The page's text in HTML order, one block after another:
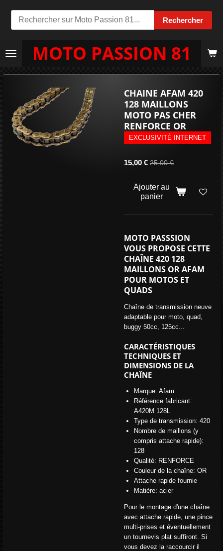
Rechercher
Passer
au
principal
MOTO PASSION 81
CHAINE AFAM 420
128 MAILLONS
MOTO PAS CHER
RENFORCE OR
EXCLUSIVITÉ INTERNET
15,00 € 25,00 €
Ajouter au
panier
MOTO PASSSION
VOUS PROPOSE CETTE
CHAÎNE 420 128
MAILLONS OR AFAM
POUR MOTOS ET
QUADS
Chaîne de transmission neuve
adaptable pour moto, quad,
buggy 50cc, 125cc...
CARACTÉRISTIQUES
TECHNIQUES ET
DIMENSIONS DE LA
CHAÎNE
Marque: Afam
Référence fabricant:
A420M 128L
Type de transmission: 420
Nombre de maillons (y
compris attache rapide):
128
Qualité: RENFORCE
Couleur de la chaîne: OR
Attache rapide fournie
Matière: acier
Pour le montage d'une chaîne
avec attache rapide, une pince
multi-prises et éventuellement
un tournevis plat suffiront. Si
vous devez la raccourcir il